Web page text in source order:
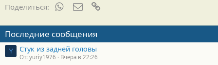
Поделиться: WhatsAppЭлектронная почта
Последние сообщения
Y Стук из задней головы
От: yuriy1976 Вчера в 22:26